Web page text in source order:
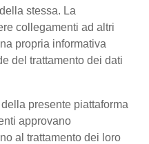
stessa. La
collegamenti ad altri
propria informativa
del trattamento dei dati
presente piattaforma
approvano
al trattamento dei loro